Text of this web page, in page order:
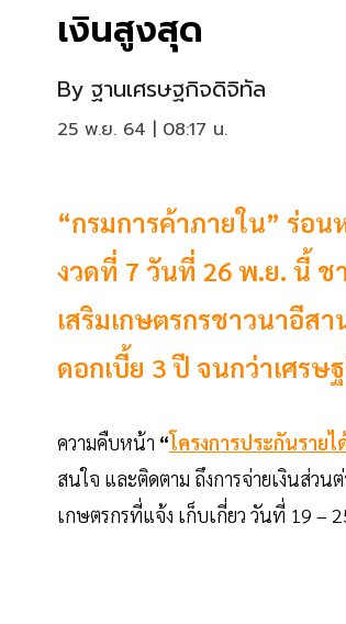
เงินสูงสุด
By ฐานเศรษฐกิจดิจิทัล
25 พ.ย. 64 | 08:17 น.
“กรมการค้าภายใน” ร่อ
งวดที่ 7 วันที่ 26 พ.ย. นี้ ช
เสริมเกษตรกรชาวนาอีส
ดอกเบี้ย 3 ปี จนกว่าเศรษ
ความคืบหน้า “โครงการประกันรายไ
สนใจ และติดตาม ถึงการจ่ายเงินส่วน
เกษตรกรที่แจ้ง เก็บเกี่ยว วันที่ 19 –